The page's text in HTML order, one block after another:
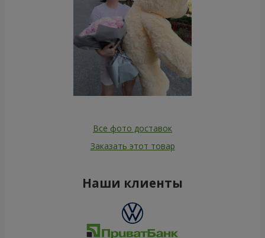
Все фото доставок
Заказать этот товар
Наши клиенты